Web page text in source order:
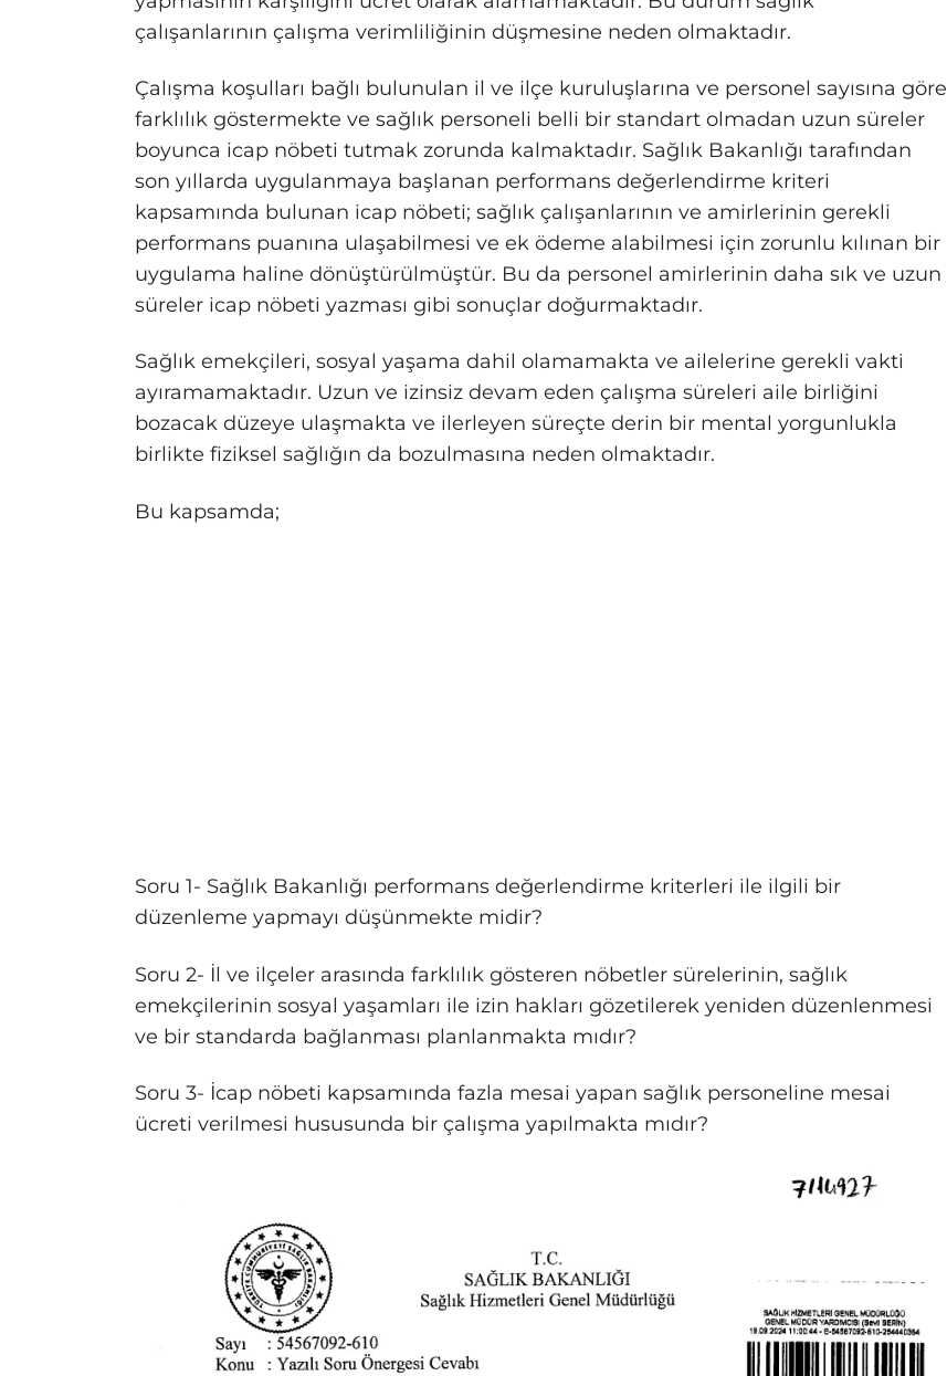
çalışanlarının çalışma verimliliğinin düşmesine neden olmaktadır.
Çalışma koşulları bağlı bulunulan il ve ilçe kuruluşlarına ve personel sayısına göre
farklılık göstermekte ve sağlık personeli belli bir standart olmadan uzun süreler
boyunca icap nöbeti tutmak zorunda kalmaktadır. Sağlık Bakanlığı tarafından
son yıllarda uygulanmaya başlanan performans değerlendirme kriteri
kapsamında bulunan icap nöbeti; sağlık çalışanlarının ve amirlerinin gerekli
performans puanına ulaşabilmesi ve ek ödeme alabilmesi için zorunlu kılınan bir
uygulama haline dönüştürülmüştür. Bu da personel amirlerinin daha sık ve uzun
süreler icap nöbeti yazması gibi sonuçlar doğurmaktadır.
Sağlık emekçileri, sosyal yaşama dahil olamamakta ve ailelerine gerekli vakti
ayıramamaktadır. Uzun ve izinsiz devam eden çalışma süreleri aile birliğini
bozacak düzeye ulaşmakta ve ilerleyen süreçte derin bir mental yorgunlukla
birlikte fiziksel sağlığın da bozulmasına neden olmaktadır.
Bu kapsamda;
Soru 1- Sağlık Bakanlığı performans değerlendirme kriterleri ile ilgili bir
düzenleme yapmayı düşünmekte midir?
Soru 2- İl ve ilçeler arasında farklılık gösteren nöbetler sürelerinin, sağlık
emekçilerinin sosyal yaşamları ile izin hakları gözetilerek yeniden düzenlenmesi
ve bir standarda bağlanması planlanmakta mıdır?
Soru 3- İcap nöbeti kapsamında fazla mesai yapan sağlık personeline mesai
ücreti verilmesi hususunda bir çalışma yapılmakta mıdır?